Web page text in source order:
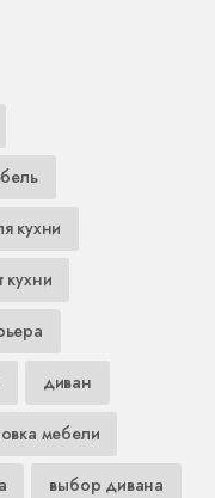
кухни
кухни
диван
мебели
выбор дивана